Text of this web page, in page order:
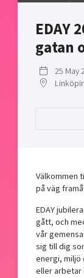
Bright East
East Sweden
Talent & skills
Startup &
Offers to
Funding
Projects
Publications
Project
Locations
Today's
EDAY
gatan
25 May
Välkommen
på väg
EDAY
gått, och
vår
sig till dig
energi, miljö
eller arbetar